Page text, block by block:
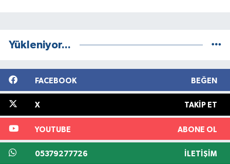
Yükleniyor...
FACEBOOK BEĞEN
X TAKIP ET
YOUTUBE ABONE OL
05379277726 İLETIŞIM